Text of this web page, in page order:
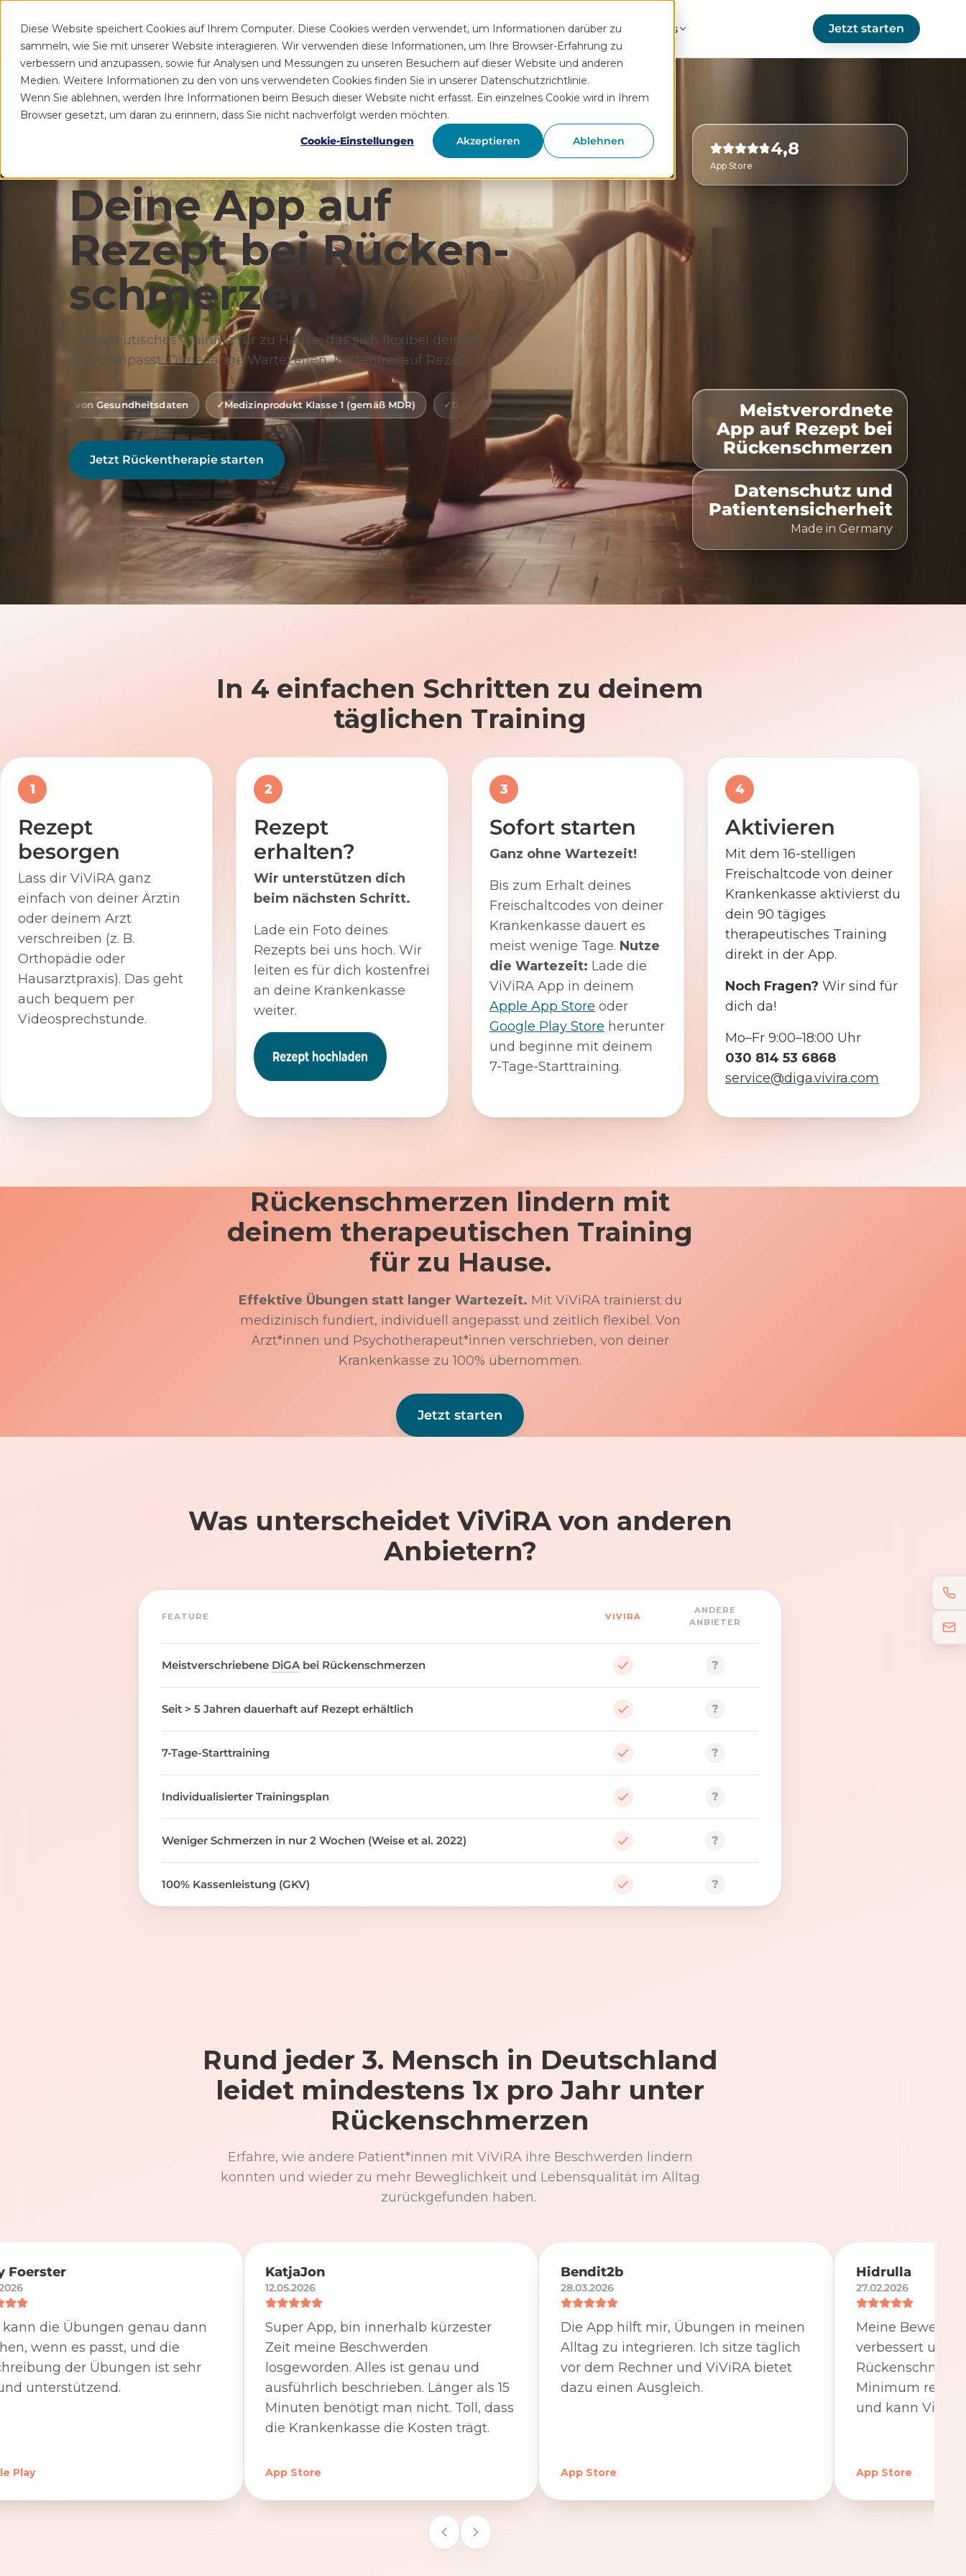
Diese Website speichert Cookies auf Ihrem Computer. Diese Cookies werden verwendet, um Informationen darüber zu
sammeln, wie Sie mit unserer Website interagieren. Wir verwenden diese Informationen, um Ihre Browser-Erfahrung zu
verbessern und anzupassen, sowie für Analysen und Messungen zu unseren Besuchern auf dieser Website und anderen
Medien. Weitere Informationen zu den von uns verwendeten Cookies finden Sie in unserer Datenschutzrichtlinie.
Wenn Sie ablehnen, werden Ihre Informationen beim Besuch dieser Website nicht erfasst. Ein einzelnes Cookie wird in Ihrem
Browser gesetzt, um daran zu erinnern, dass Sie nicht nachverfolgt werden möchten.
Cookie-Einstellungen
Akzeptieren Ablehnen
Patient Praxis Funktionen Rezeptservice Wissen Hilfe Über uns Jetzt starten
4,8
App Store
Meistverordnete
App auf Rezept bei
Rückenschmerzen
Datenschutz und
Patientensicherheit
Made in Germany
Deine App auf
Rezept bei Rücken­
schmerzen
Therapeutisches Training für zu Hause, das sich flexibel deinem
Alltag anpasst. Ohne lange Wartezeiten, kostenfrei auf Rezept.
Gesundheitsdaten Medizinprodukt Klasse 1 (gemäß MDR) Digitale Gesundheitsanwendung (DiGA) 100% Kostenübernahme Zeitlich flexibel
Jetzt Rückentherapie starten
In 4 einfachen Schritten zu deinem
täglichen Training
1
Rezept
besorgen
Lass dir ViViRA ganz
einfach von deiner Ärztin
oder deinem Arzt
verschreiben (z. B.
Orthopädie oder
Hausarztpraxis). Das geht
auch bequem per
Videosprechstunde.
2
Rezept
erhalten?
Wir unterstützen dich
beim nächsten Schritt.
Lade ein Foto deines
Rezepts bei uns hoch. Wir
leiten es für dich kostenfrei
an deine Krankenkasse
weiter.
3
Sofort starten
Ganz ohne Wartezeit!
Bis zum Erhalt deines
Freischaltcodes von deiner
Krankenkasse dauert es
meist wenige Tage. Nutze
die Wartezeit: Lade die
ViViRA App in deinem
Apple App Store oder
Google Play Store herunter
und beginne mit deinem
7-Tage-Starttraining.
4
Aktivieren
Mit dem 16-stelligen
Freischaltcode von deiner
Krankenkasse aktivierst du
dein 90 tägiges
therapeutisches Training
direkt in der App.
Noch Fragen? Wir sind für
dich da!
Mo–Fr 9:00–18:00 Uhr
030 814 53 6868
service@diga.vivira.com
Rückenschmerzen lindern mit
deinem therapeutischen Training
für zu Hause.
Effektive Übungen statt langer Wartezeit. Mit ViViRA trainierst du
medizinisch fundiert, individuell angepasst und zeitlich flexibel. Von
Ärzt*innen und Psychotherapeut*innen verschrieben, von deiner
Krankenkasse zu 100% übernommen.
Jetzt starten
Was unterscheidet ViViRA von anderen
Anbietern?
FEATURE VIVIRA
ANDERE
ANBIETER
Meistverschriebene DiGA bei Rückenschmerzen ?
Seit > 5 Jahren dauerhaft auf Rezept erhältlich ?
7-Tage-Starttraining ?
Individualisierter Trainingsplan ?
Weniger Schmerzen in nur 2 Wochen (Weise et al. 2022) ?
100% Kassenleistung (GKV) ?
Rund jeder 3. Mensch in Deutschland
leidet mindestens 1x pro Jahr unter
Rückenschmerzen
Erfahre, wie andere Patient*innen mit ViViRA ihre Beschwerden lindern
konnten und wieder zu mehr Beweglichkeit und Lebensqualität im Alltag
zurückgefunden haben.
Foerster
die Übungen genau dann
wenn es passt, und die
der Übungen ist sehr
unterstützend.
Play
KatjaJon
12.05.2026
Super App, bin innerhalb kürzester
Zeit meine Beschwerden
losgeworden. Alles ist genau und
ausführlich beschrieben. Länger als 15
Minuten benötigt man nicht. Toll, dass
die Krankenkasse die Kosten trägt.
App Store
Bendit2b
28.03.2026
Die App hilft mir, Übungen in meinen
Alltag zu integrieren. Ich sitze täglich
vor dem Rechner und ViViRA bietet
dazu einen Ausgleich.
App Store
Hidrulla
27.02.2026
Meine
verbessert und
Minimum
und kann
App Store